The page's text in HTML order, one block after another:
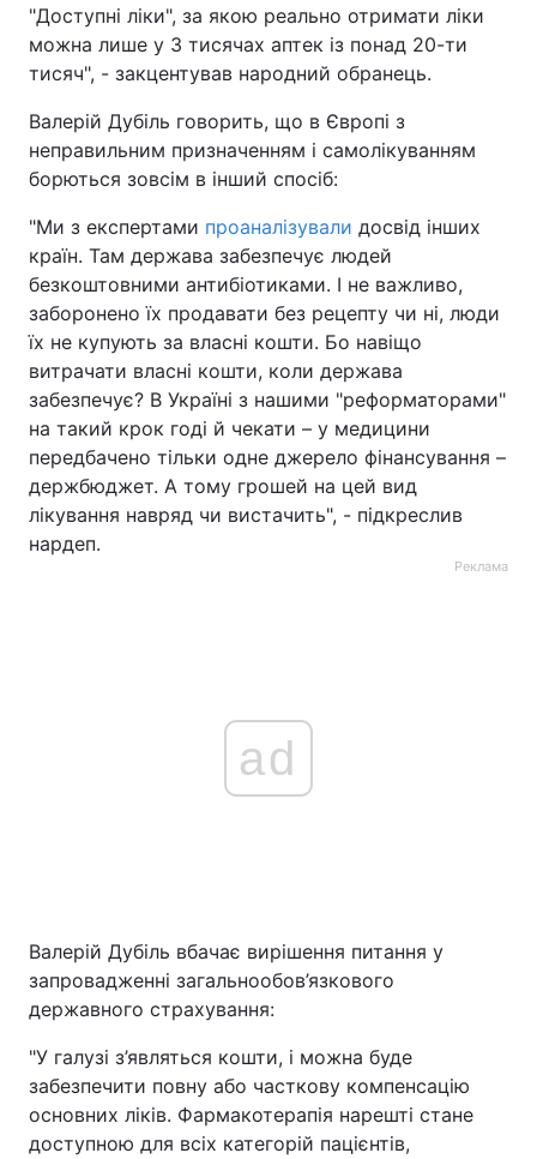
"Доступні ліки", за якою реально отримати ліки
можна лише у 3 тисячах аптек із понад 20-ти
тисяч", - закцентував народний обранець.
Валерій Дубіль говорить, що в Європі з
неправильним призначенням і самолікуванням
борються зовсім в інший спосіб:
"Ми з експертами проаналізували досвід інших
країн. Там держава забезпечує людей
безкоштовними антибіотиками. І не важливо,
заборонено їх продавати без рецепту чи ні, люди
їх не купують за власні кошти. Бо навіщо
витрачати власні кошти, коли держава
забезпечує? В Україні з нашими "реформаторами"
на такий крок годі й чекати – у медицини
передбачено тільки одне джерело фінансування –
держбюджет. А тому грошей на цей вид
лікування навряд чи вистачить", - підкреслив
нардеп.
Реклама
ad
Валерій Дубіль вбачає вирішення питання у
запровадженні загальнообов’язкового
державного страхування:
"У галузі з’являться кошти, і можна буде
забезпечити повну або часткову компенсацію
основних ліків. Фармакотерапія нарешті стане
доступною для всіх категорій пацієнтів,